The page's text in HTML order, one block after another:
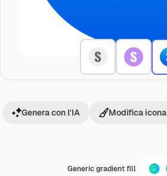
Generic gradient fill
Genera con l'IA Modifica icona